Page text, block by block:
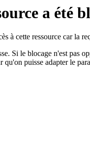
a été
à cette ressource car la
Si le blocage n'est pas
puisse adapter le